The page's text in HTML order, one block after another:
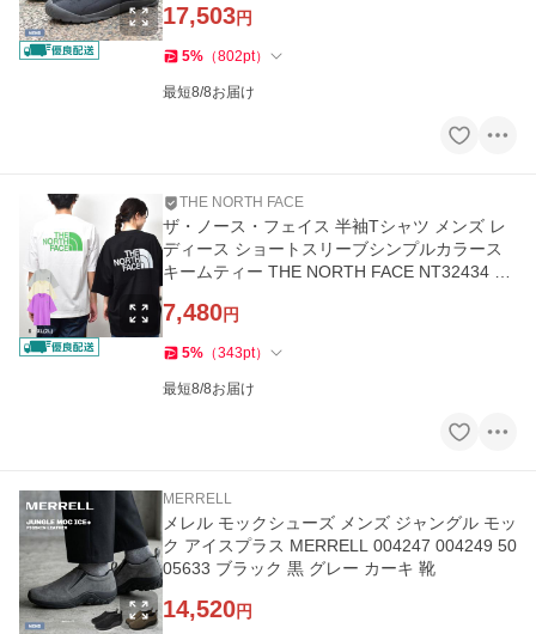
17,503円
5% （802pt）
最短8/8お届け
THE NORTH FACE
ザ・ノース・フェイス 半袖Tシャツ メンズ レ
ディース ショートスリーブシンプルカラース
キームティー THE NORTH FACE NT32434 黒
7,480円
5% （343pt）
最短8/8お届け
MERRELL
メレル モックシューズ メンズ ジャングル モッ
ク アイスプラス MERRELL 004247 004249 50
05633 ブラック 黒 グレー カーキ 靴
14,520円